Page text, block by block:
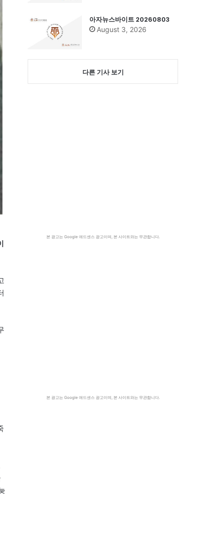
아자뉴스바이트 20260803
August 3, 2026
다른 기사 보기
본 광고는 Google 애드센스 광고이며, 본 사이트와는 무관합니다.
본 광고는 Google 애드센스 광고이며, 본 사이트와는 무관합니다.